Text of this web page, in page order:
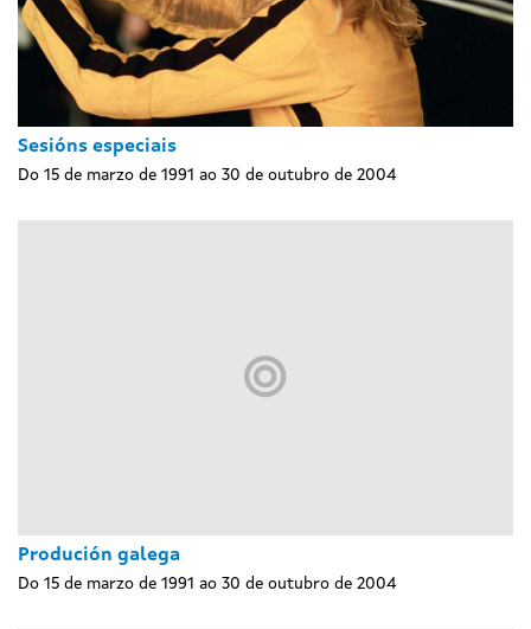
Sesións especiais
Do 15 de marzo de 1991 ao 30 de outubro de 2004
Produción galega
Do 15 de marzo de 1991 ao 30 de outubro de 2004